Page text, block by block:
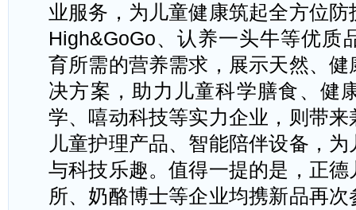
业服务，为儿童健康筑起全方位
High&GoGo、认养一头牛等优质
育所需的营养需求，展示天然、
决方案，助力儿童科学膳食、健
学、嘻动科技等实力企业，则带
儿童护理产品、智能陪伴设备，
与科技乐趣。值得一提的是，正
所、奶酪博士等企业均携新品再